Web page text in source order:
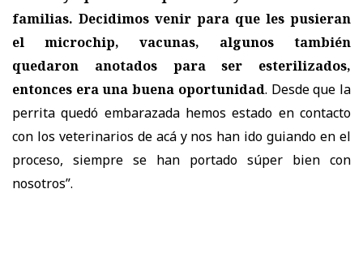
familias. Decidimos venir para que les pusieran
el microchip, vacunas, algunos también
quedaron anotados para ser esterilizados,
entonces era una buena oportunidad. Desde que la
perrita quedó embarazada hemos estado en contacto
con los veterinarios de acá y nos han ido guiando en el
proceso, siempre se han portado súper bien con
nosotros”.